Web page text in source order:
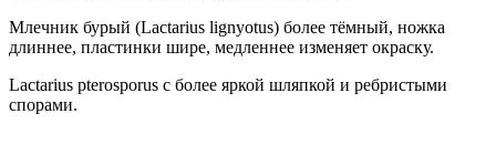
Млечник бурый (Lactarius lignyotus) более тёмный, ножка
длиннее, пластинки шире, медленнее изменяет окраску.
Lactarius pterosporus с более яркой шляпкой и ребристыми
спорами.